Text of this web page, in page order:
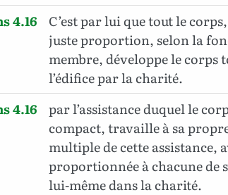
4.16
C’est par lui que tout le
juste proportion, selon la
membre, développe le corps
l’édifice par la charité.
4.16
par l’assistance duquel le
compact, travaille à sa
multiple de cette assistance,
proportionnée à chacune de
lui-même dans la charité.